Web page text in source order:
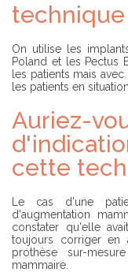
technique
On utilise les
Poland et les Pectus
les patients mais
les patients en
Auriez-
cette
Le cas d'une
d'augmentation
constater qu'elle
toujours corriger en
prothèse sur-
mammaire.